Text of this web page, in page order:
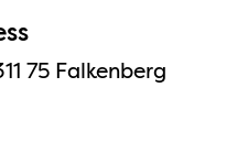
75 Falkenberg